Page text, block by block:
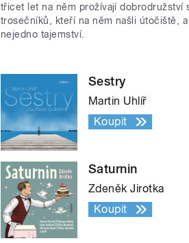
třicet let na něm prožívají dobrodružství
trosečníků, kteří na něm našli útočiště,
nejedno tajemství.
Sestry
Martin Uhlíř
Koupit
Saturnin
Zdeněk Jirotka
Koupit